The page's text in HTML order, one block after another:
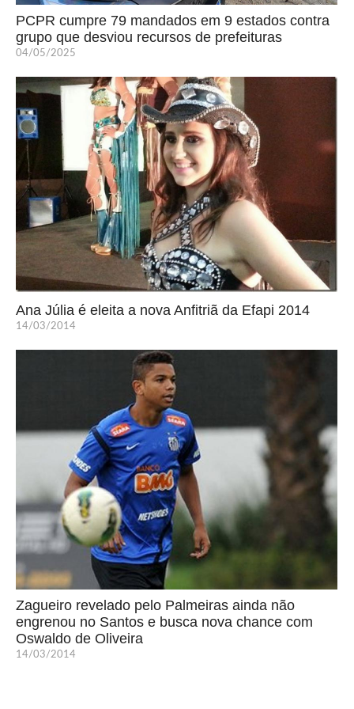
PCPR cumpre 79 mandados em 9 estados contra
grupo que desviou recursos de prefeituras
04/05/2025
Ana Júlia é eleita a nova Anfitriã da Efapi 2014
14/03/2014
Zagueiro revelado pelo Palmeiras ainda não
engrenou no Santos e busca nova chance com
Oswaldo de Oliveira
14/03/2014